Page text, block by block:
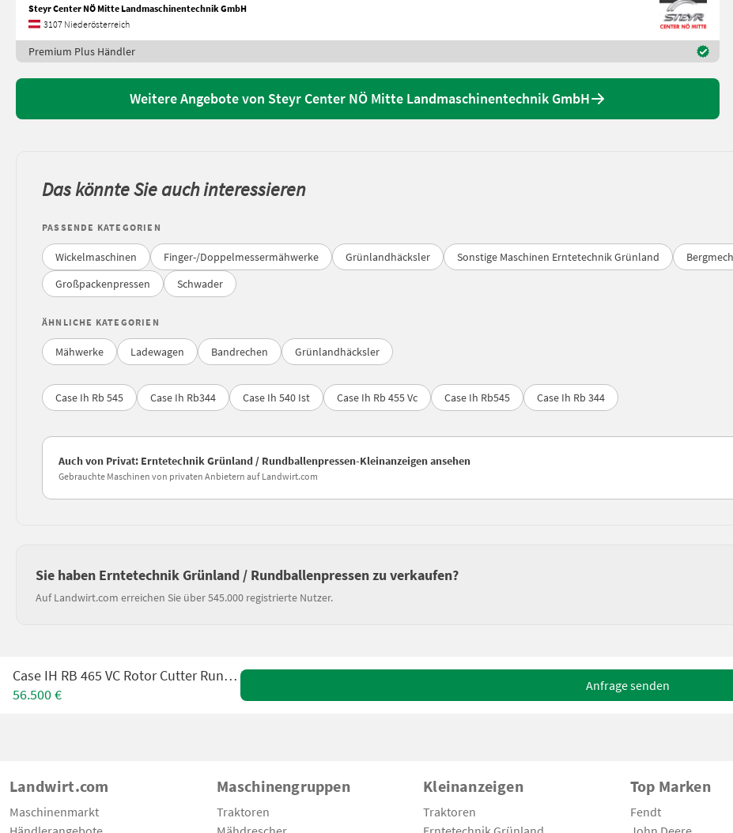
Steyr Center NÖ Mitte Landmaschinentechnik GmbH
3107 Niederösterreich
Premium Plus Händler
Weitere Angebote von Steyr Center NÖ Mitte Landmaschinentechnik GmbH
Das könnte Sie auch interessieren
PASSENDE KATEGORIEN
Wickelmaschinen Finger-/Doppelmessermähwerke Grünlandhäcksler Sonstige Maschinen Erntetechnik Grünland
Großpackenpressen
Schwader
ÄHNLICHE KATEGORIEN
Mähwerke Ladewagen Bandrechen Grünlandhäcksler
Case Ih Rb 545 Case Ih Rb344 Case Ih 540 Ist Case Ih Rb 455 Vc Case Ih Rb545 Case Ih Rb 344
Auch von Privat: Erntetechnik Grünland / Rundballenpressen-Kleinanzeigen ansehen
Gebrauchte Maschinen von privaten Anbietern auf Landwirt.com
Sie haben Erntetechnik Grünland / Rundballenpressen zu verkaufen?
Auf Landwirt.com erreichen Sie über 545.000 registrierte Nutzer.
Case IH RB 465 VC Rotor Cutter Rundballenpresse
56.500 €
Anfrage senden
Landwirt.com
Maschinenmarkt
Maschinengruppen
Traktoren
Kleinanzeigen
Traktoren
Top Marken
Fendt